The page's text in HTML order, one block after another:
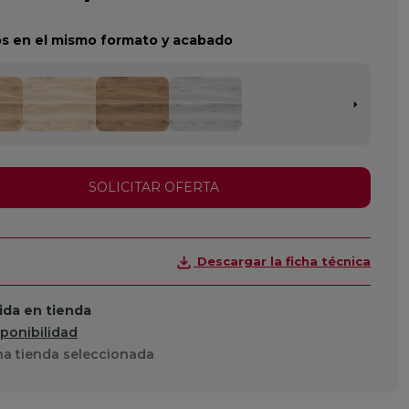
en el mismo formato y acabado
SOLICITAR OFERTA
Descargar la ficha técnica
en tienda
tienda seleccionada